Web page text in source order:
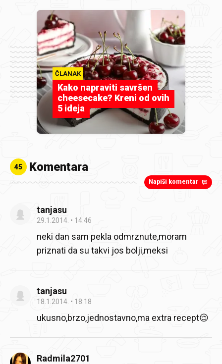
ČLANAK
Kako napraviti savršen
cheesecake? Kreni od ovih
5 ideja
45 Komentara
Napiši komentar
tanjasu
29.1.2014. 14:46
neki dan sam pekla odmrznute,moram
priznati da su takvi jos bolji,meksi
tanjasu
18.1.2014. 18:18
ukusno,brzo,jednostavno,ma extra recept😌
Radmila2701